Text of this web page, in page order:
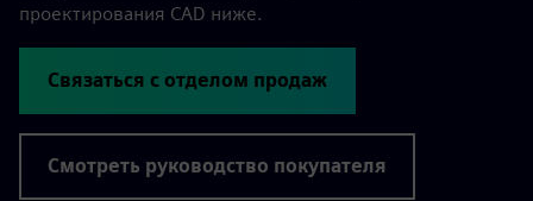
проектирования CAD ниже.
Связаться с отделом продаж
Смотреть руководство покупателя